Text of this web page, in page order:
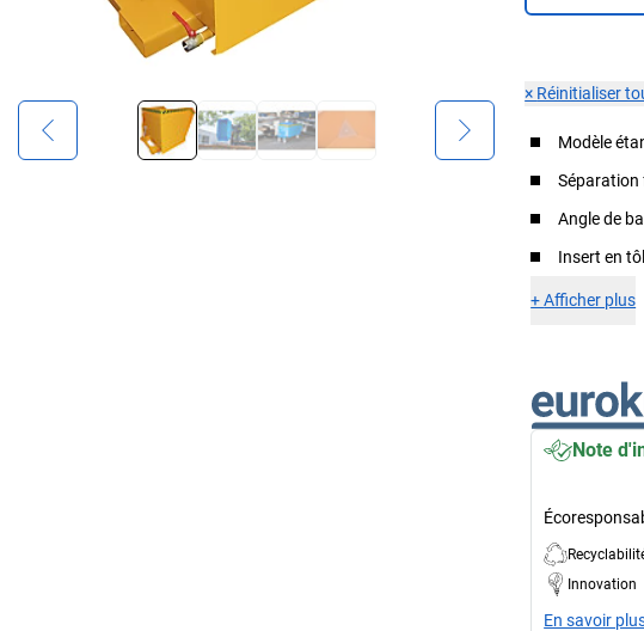
× Réinitialiser
Modèle
Séparation
Angle de
Insert en
+Afficher plus
Note
Innovation
En savoir